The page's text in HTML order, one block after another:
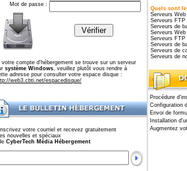
Mot de passe :
votre compte d'hébergement se trouve sur un serveur
système Windows, veuillez plutôt vous rendre à
adresse pour consulter votre espace disque :
web3.cbti.net/espacedisque/
Inscrivez votre courriel et recevez gratuitement
les nouvelles et spéciaux
CyberTech Média Hébergement
Quels sont
Serveurs
Serveurs
Serveurs de
Serveurs
Serveurs
Serveurs de
Serveurs de
Serveurs de
Procédure
Configuration
Envoi de
Installation
Augmentez